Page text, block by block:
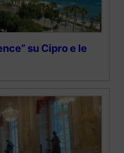
su Cipro e le